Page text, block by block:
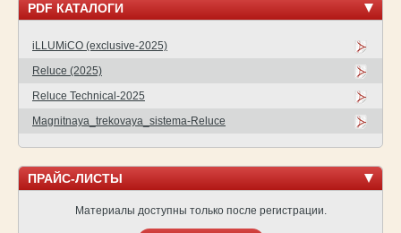
PDF КАТАЛОГИ
iLLUMiCO (exclusive-2025)
Reluce (2025)
Reluce Technical-2025
Magnitnaya_trekovaya_sistema-Reluce
ПРАЙС-ЛИСТЫ
Материалы доступны только после регистрации.